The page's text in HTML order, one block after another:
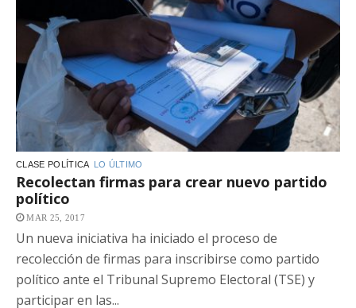
CLASE POLÍTICA LO ÚLTIMO
Recolectan firmas para crear nuevo partido
político
MAR 25, 2017
Un nueva iniciativa ha iniciado el proceso de
recolección de firmas para inscribirse como partido
político ante el Tribunal Supremo Electoral (TSE) y
participar en las...